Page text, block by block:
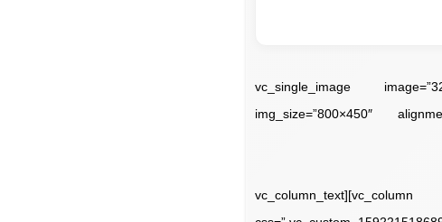
[vc_row][vc_column width=”1/2″ offset=”vc_hidden-sm vc_hidden-xs”][vc_single_image
img_size=”800×450″
%D9%85%D8%A7%D8%B4%DB%8C%D9%86/”][/vc_column][vc_column width=”1/2″][vc_column_text